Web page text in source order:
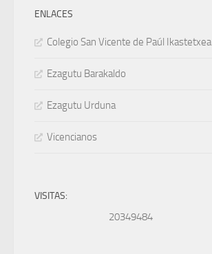
ENLACES
Colegio San Vicente de Paúl Ikastetxea
Ezagutu Barakaldo
Ezagutu Urduna
Vicencianos
VISITAS:
20349484